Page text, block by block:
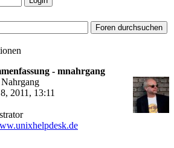
- mnahrgang
2011, 13:11